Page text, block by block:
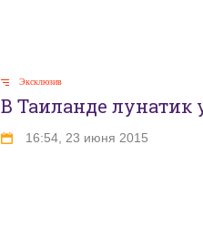
Эксклюзив
В Таиланде лунатик
16:54, 23 июня 2015